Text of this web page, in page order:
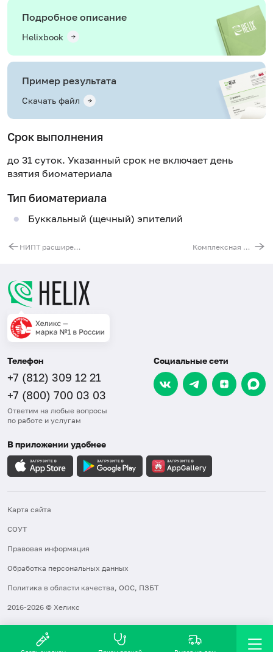
Подробное описание
Helixbook
Пример результата
Скачать файл
Срок выполнения
до 31 суток. Указанный срок не включает день
взятия биоматериала
Тип биоматериала
Буккальный (щечный) эпителий
НИПТ расширенная панель (анеуплоидии 13, 18, 21, X, Y + 6 микроделеционных синдромов у плода; носительство мутаций аутосомно-рецессивных заболеваний у матери) Комплексная молекулярно-генетическая диагностика непереносимости лактозы и фруктозы (ген MCM6 и ген ALDOB)
Телефон
+7 (812) 309 12 21
+7 (800) 700 03 03
Ответим на любые вопросы
по работе и услугам
Социальные сети
В приложении удобнее
Карта сайта
СОУТ
Правовая информация
Обработка персональных данных
Политика в области качества, ООС, ПЗБТ
2016-2026 © Хеликс